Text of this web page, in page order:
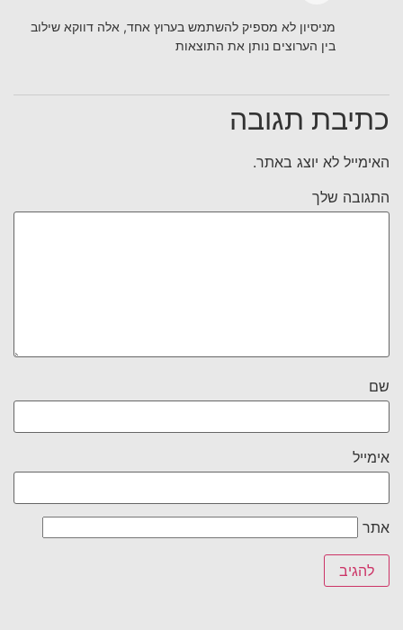
מניסיון לא מספיק להשתמש בערוץ אחד, אלה דווקא שילוב
בין הערוצים נותן את התוצאות
כתיבת תגובה
האימייל לא יוצג באתר.
התגובה שלך
שם
אימייל
אתר